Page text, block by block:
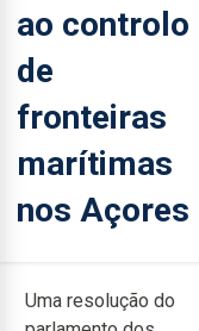
ao controlo
de
fronteiras
marítimas
nos Açores
Uma resolução do